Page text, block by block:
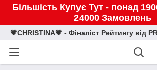
Більшість Купує Тут - понад
24000 Замовлень
💗CHRISTINA💗 - Фіналіст Рейтингу від